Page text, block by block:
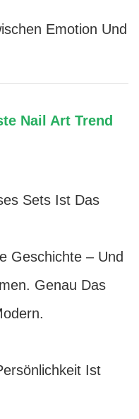
Emotion Und
Nail Art Trend
Sets Ist Das
Geschichte – Und
Genau Das
Ist